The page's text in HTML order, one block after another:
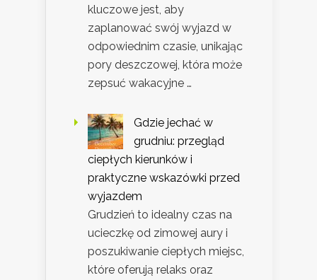
kluczowe jest, aby
zaplanować swój wyjazd w
odpowiednim czasie, unikając
pory deszczowej, która może
zepsuć wakacyjne …
Gdzie jechać w
grudniu: przegląd
ciepłych kierunków i
praktyczne wskazówki przed
wyjazdem
Grudzień to idealny czas na
ucieczkę od zimowej aury i
poszukiwanie ciepłych miejsc,
które oferują relaks oraz